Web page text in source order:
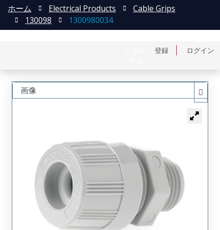
登録 ログイン
ホーム Electrical Products
Cable Grips
130098
1300980034
画像